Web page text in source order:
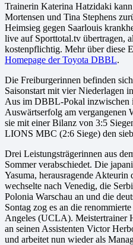
Trainerin Katerina Hatzidaki
Mortensen und Tina Stephens
Heimsieg gegen Saarlouis
live auf Sporttotal.tv übertragen,
kostenpflichtig. Mehr über diese
Homepage der Toyota DBBL.
Die Freiburgerinnen befinden
Saisonstart mit vier Niederlagen
Aus im DBBL-Pokal
Auswärtserfolg am vergangenen
sie mit einer Bilanz von 3:5
LIONS MBC (2:6 Siege) den
Drei Leistungsträgerinnen aus
Sommer verabschiedet. Die
Yasuma, herausragende Akteurin
wechselte nach Venedig, die
Polonia Warschau an und die
Sontag zog es an die
Angeles (UCLA). Meistertrainer
an seinen Assistenten Victor
und arbeitet nun wieder als